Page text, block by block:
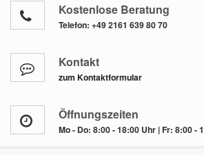
Kostenlose Beratung
Telefon: +49 2161 639 80 70
Kontakt
zum Kontaktformular
Öffnungszeiten
Mo - Do: 8:00 - 18:00 Uhr | Fr: 8:00 -